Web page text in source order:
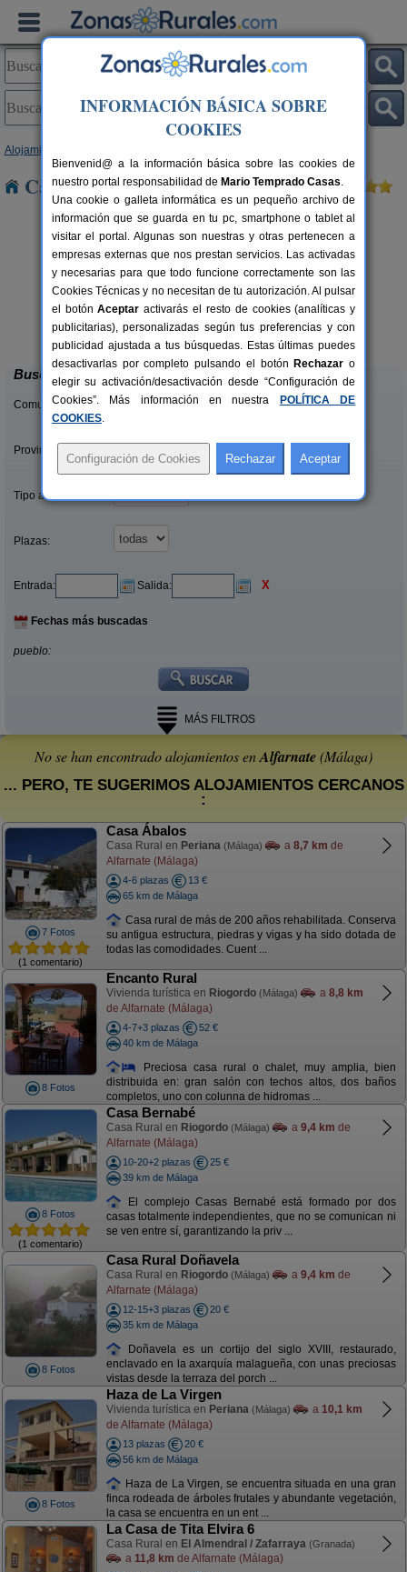
Alojamientos
Casas Rurales cerca de Alfarnate
6+4 pers.
desde25 €
Casa Algarrobo
Álora (Málaga)
Buscar
Comunidades:
Provincias/Islas:
Tipo alquiler:
Plazas:
Entrada: Salida: X
Fechas más buscadas
pueblo:
MÁS FILTROS
No se han encontrado alojamientos enAlfarnate(Málaga)
... PERO, TE SUGERIMOS ALOJAMIENTOS CERCANOS
:
7 Fotos
(1 comentario)
Casa Ábalos
Casa Rural en Periana (Málaga) a 8,7 km de
Alfarnate (Málaga)
4-6 plazas
13 €
65 km de Málaga
Casa rural de más de 200 años rehabilitada. Conserva
su antigua estructura, piedras y vigas y ha sido dotada de
todas las comodidades. Cuent ...
8 Fotos
Encanto Rural
Vivienda turística en Riogordo (Málaga) a 8,8 km
de Alfarnate (Málaga)
4-7+3 plazas
52 €
40 km de Málaga
Preciosa casa rural o chalet, muy amplia, bien
distribuida en: gran salón con techos altos, dos baños
completos, uno con colunna de hidromas ...
8 Fotos
(1 comentario)
Casa Bernabé
Casa Rural en Riogordo (Málaga) a 9,4 km de
Alfarnate (Málaga)
10-20+2 plazas
25 €
39 km de Málaga
El complejo Casas Bernabé está formado por dos
casas totalmente independientes, que no se comunican ni
se ven entre sí, garantizando la priv ...
8 Fotos
Casa Rural Doñavela
Casa Rural en Riogordo (Málaga) a 9,4 km de
Alfarnate (Málaga)
12-15+3 plazas
20 €
35 km de Málaga
Doñavela es un cortijo del siglo XVIII, restaurado,
enclavado en la axarquía malagueña, con unas preciosas
vistas desde la terraza del porch ...
8 Fotos
Haza de La Virgen
Vivienda turística en Periana (Málaga) a 10,1 km
de Alfarnate (Málaga)
13 plazas
20 €
56 km de Málaga
Haza de La Virgen, se encuentra situada en una gran
finca rodeada de árboles frutales y abundante vegetación,
la casa se encuentra en un ent ...
La Casa de Tita Elvira 6
Casa Rural en El Almendral / Zafarraya (Granada)
a 11,8 km de Alfarnate (Málaga)
INFORMACIÓN BÁSICA SOBRE
COOKIES
Bienvenid@ a la información básica sobre las cookies de
nuestro portal responsabilidad de Mario Temprado Casas.
Una cookie o galleta informática es un pequeño archivo de
información que se guarda en tu pc, smartphone o tablet al
visitar el portal. Algunas son nuestras y otras pertenecen a
empresas externas que nos prestan servicios. Las activadas
y necesarias para que todo funcione correctamente son las
Cookies Técnicas y no necesitan de tu autorización. Al pulsar
el botónAceptar activarás el resto de cookies (analíticas y
publicitarias), personalizadas según tus preferencias y con
publicidad ajustada a tus búsquedas. Estas últimas puedes
desactivarlas por completo pulsando el botón Rechazar o
elegir su activación/desactivación desde “Configuración de
Cookies”. Más información en nuestra
POLÍTICA DE
COOKIES.